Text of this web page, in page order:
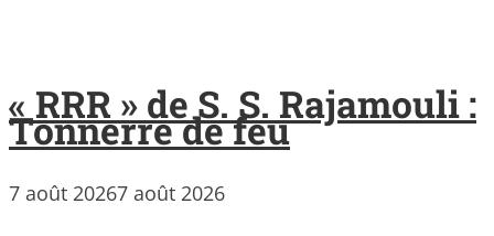
« RRR » de S. S. Rajamouli :
Tonnerre de feu
7 août 20267 août 2026